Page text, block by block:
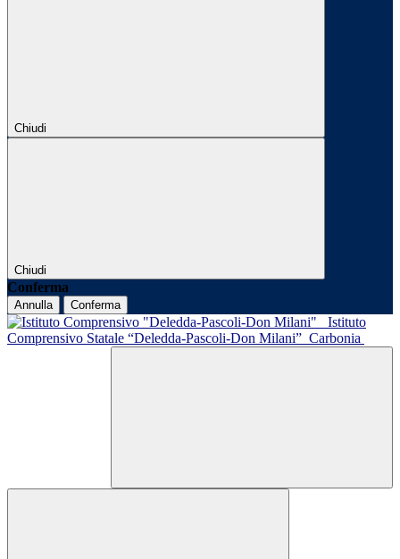
Chiudi
Chiudi
Conferma
Annulla Conferma
Istituto
Comprensivo Statale “Deledda-Pascoli-Don Milani” Carbonia